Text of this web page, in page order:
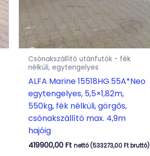
Csónakszállító utánfutók - fék
nélküli, egytengelyes
ALFA Marine 15518HG.55A*Neo
egytengelyes, 5,5×1,82m,
550kg, fék nélküli, görgős,
csónakszállító max. 4,9m
hajóig
419900,00Ft nettó (533273,00 Ft bruttó)